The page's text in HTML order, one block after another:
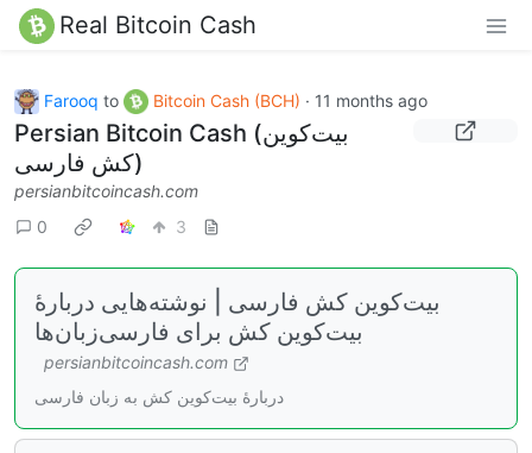
Real Bitcoin Cash
Farooq to Bitcoin Cash (BCH) · 11 months ago
Persian Bitcoin Cash (بیت‌کوین
کش فارسی)
persianbitcoincash.com
0
3
بیت‌کوین کش فارسی | نوشته‌هایی دربارهٔ
بیت‌کوین کش برای فارسی‌زبان‌ها
persianbitcoincash.com
دربارهٔ بیت‌کوین کش به زبان فارسی